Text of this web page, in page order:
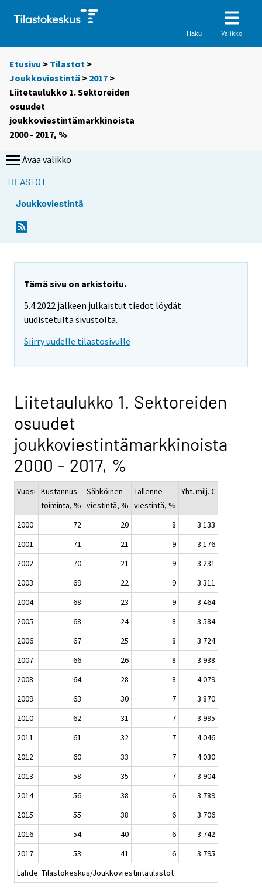
Haku Valikko
Etusivu > Tilastot >
Joukkoviestintä > 2017 >
Liitetaulukko 1. Sektoreiden
osuudet
joukkoviestintämarkkinoista
2000 - 2017, %
Avaa valikko
TILASTOT
Joukkoviestintä
Tämä sivu on arkistoitu.
5.4.2022 jälkeen julkaistut tiedot löydät
uudistetulta sivustolta.
Siirry uudelle tilastosivulle
Liitetaulukko 1. Sektoreiden
osuudet
joukkoviestintämarkkinoista
2000 - 2017, %
Vuosi Kustannus-
toiminta, %
Sähköinen
viestintä, %
Tallenne-
viestintä, %
Yht. milj. €
2000 72 20 8
3 133
2001
71 21 9
3 176
2002
70 21 9
3 231
2003
69 22 9
3 311
2004
68 23 9
3 464
2005
68 24 8
3 584
2006
67 25 8
3 724
2007
66 26 8
3 938
2008
64 28 8
4 079
2009
63 30 7
3 870
2010
62 31 7
3 995
2011
61 32 7
4 046
2012
60 33 7
4 030
2013
58 35 7
3 904
2014
56 38 6
3 789
2015
55 38 6
3 706
2016
54 40 6
3 742
2017
53 41 6
3 795
Lähde: Tilastokeskus/Joukkoviestintätilastot